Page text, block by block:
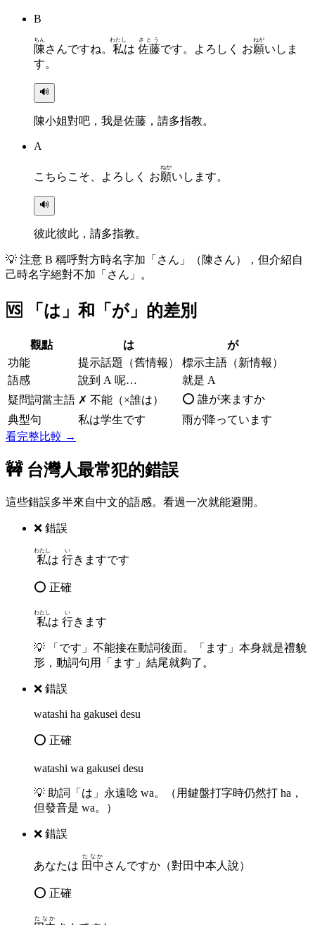
B
陳
ちん
さんですね。 私
わたし
は 佐藤
さとう
です。よろしく お願
ねが
いしま
す。
🔊
陳小姐對吧，我是佐藤，請多指教。
A
こちらこそ、よろしく お願
ねが
いします。
🔊
彼此彼此，請多指教。
💡 注意 B 稱呼對方時名字加「さん」（陳さん），但介紹自
己時名字絕對不加「さん」。
🆚 「は」和「が」的差別
觀點 は
が
功能
提示話題（舊情報）
標示主語（新情報）
語感
說到 A 呢…
就是 A
疑問詞當主語 ✗ 不能（×誰は）
⭕ 誰が来ますか
典型句
私は学生です
雨が降っています
看完整比較 →
🚧 台灣人最常犯的錯誤
這些錯誤多半來自中文的語感。看過一次就能避開。
❌ 錯誤
私
わたし
は 行
い
きますです
⭕ 正確
私
わたし
は 行
い
きます
💡
「です」不能接在動詞後面。「ます」本身就是禮貌
形，動詞句用「ます」結尾就夠了。
❌ 錯誤
watashi ha gakusei desu
⭕ 正確
watashi wa gakusei desu
💡 助詞「は」永遠唸 wa。（用鍵盤打字時仍然打 ha，
但發音是 wa。）
❌ 錯誤
あなたは 田中
たなか
さんですか（對田中本人說）
⭕ 正確
たなか